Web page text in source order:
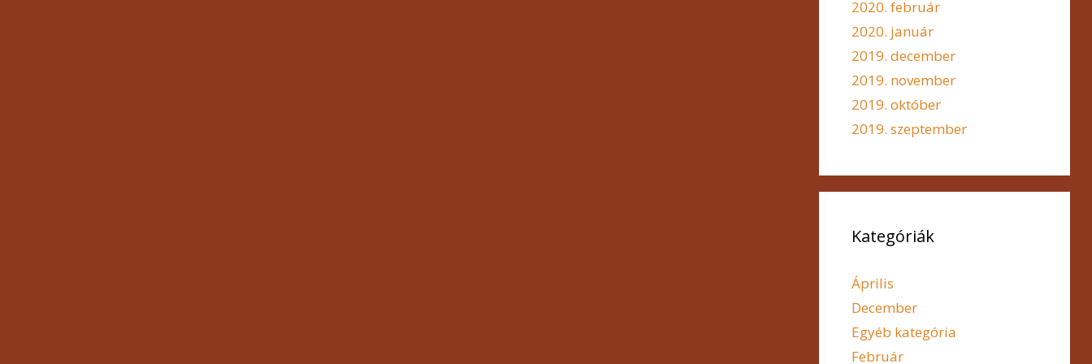
2020. február
2020. január
2019. december
2019. november
2019. október
2019. szeptember
Kategóriák
Április
December
Egyéb kategória
Február